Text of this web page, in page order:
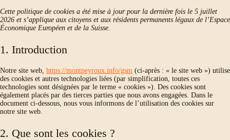
Cette politique de cookies a été mise à jour pour la dernière fois le 5 juillet
2026 et s’applique aux citoyens et aux résidents permanents légaux de l’Espace
Économique Européen et de la Suisse.
1. Introduction
Notre site web, https://montpeyroux.info/gsm (ci-après : « le site web ») utilise
des cookies et autres technologies liées (par simplification, toutes ces
technologies sont désignées par le terme « cookies »). Des cookies sont
également placés par des tierces parties que nous avons engagées. Dans le
document ci-dessous, nous vous informons de l’utilisation des cookies sur
notre site web.
2. Que sont les cookies ?